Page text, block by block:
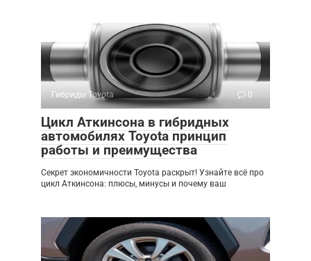
Гибриды Toyota 0
Цикл Аткинсона в гибридных
автомобилях Toyota принцип
работы и преимущества
Секрет экономичности Toyota раскрыт! Узнайте всё про
цикл Аткинсона: плюсы, минусы и почему ваш